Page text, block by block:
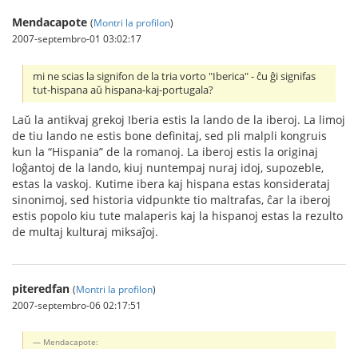
Mendacapote (Montri la profilon)
2007-septembro-01 03:02:17
mi ne scias la signifon de la tria vorto "Iberica" - ĉu ĝi signifas
tut-hispana aŭ hispana-kaj-portugala?
Laŭ la antikvaj grekoj Iberia estis la lando de la iberoj. La limoj
de tiu lando ne estis bone definitaj, sed pli malpli kongruis
kun la “Hispania” de la romanoj. La iberoj estis la originaj
loĝantoj de la lando, kiuj nuntempaj nuraj idoj, supozeble,
estas la vaskoj. Kutime ibera kaj hispana estas konsiderataj
sinonimoj, sed historia vidpunkte tio maltrafas, ĉar la iberoj
estis popolo kiu tute malaperis kaj la hispanoj estas la rezulto
de multaj kulturaj miksaĵoj.
piteredfan (Montri la profilon)
2007-septembro-06 02:17:51
Mendacapote: